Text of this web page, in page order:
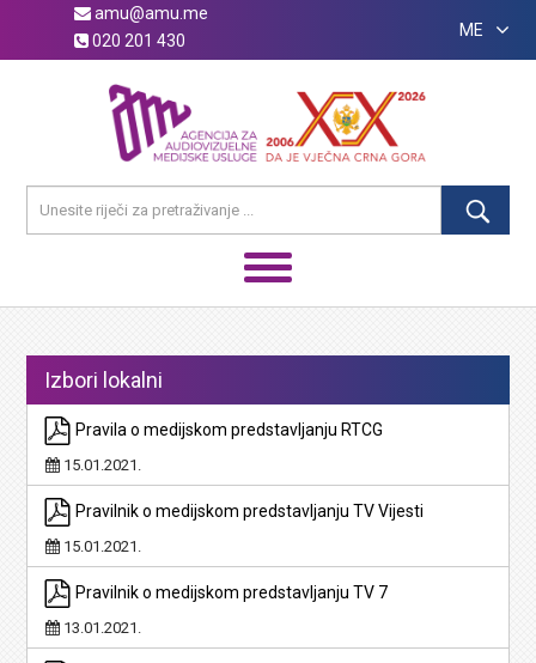
amu@amu.me
020 201 430
ME
Izbori lokalni
Pravila o medijskom predstavljanju RTCG
15.01.2021.
Pravilnik o medijskom predstavljanju TV Vijesti
15.01.2021.
Pravilnik o medijskom predstavljanju TV 7
13.01.2021.